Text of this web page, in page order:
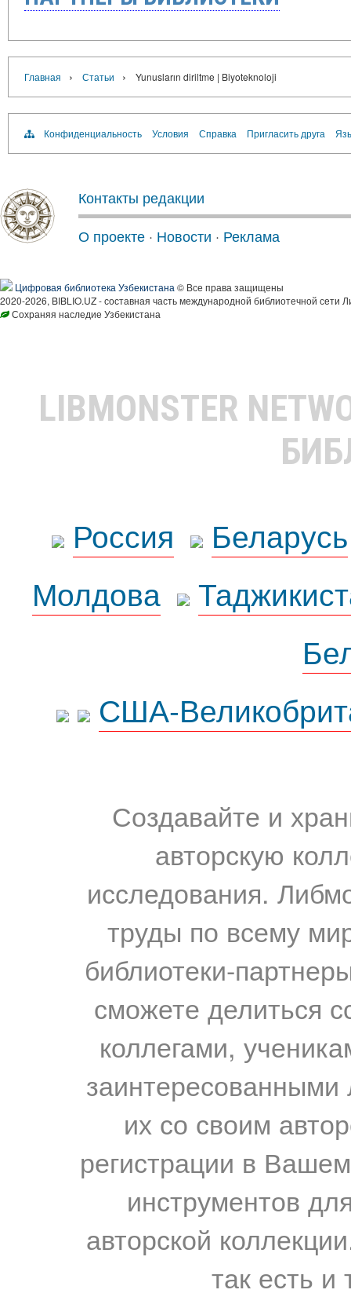
Главная › Статьи › Yunusların diriltme | Biyoteknoloji
Конфиденциальность Условия Справка Пригласить друга
Контакты редакции
О проекте · Новости · Реклама
Цифровая библиотека Узбекистана © Все права защищены
2020-2026, BIBLIO.UZ - составная часть международной библиотечной сети
Сохраняя наследие Узбекистана
LIBMONSTER
Россия
Беларусь
Молдова
США-
Создавайте и
авторскую
исследования.
труды по всему
библиотеки-
сможете делиться
коллегами,
их со своим
регистрации в
инструментов
авторской
так есть и